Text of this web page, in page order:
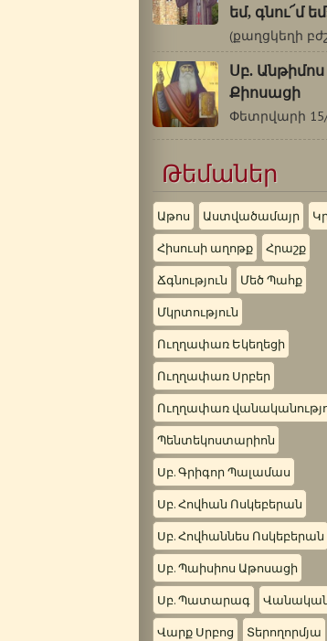
եմ, գնու՜մ
Սբ. Անթիմոս
Քիոսացի
Թեմաներ
Աթոս Աստվածամայր
Հիսուսի աղոթք Հրաշք
Ճգնություն Մեծ Պահք
Մկրտություն
Ուղղափառ Եկեղեցի
Ուղղափառ Սրբեր
Ուղղափառ
Պենտեկոստարիոն
Սբ. Գրիգոր Պալամաս
Սբ. Հովհան Ոսկեբերան
Սբ. Հովհաննես Ոսկեբերան
Սբ. Պաիսիոս Աթոսացի
Սբ. Պատարագ
Վարք Սրբոց Տերողորմյա